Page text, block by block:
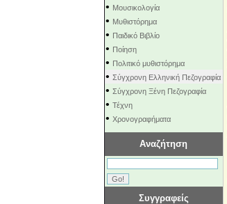
• Μουσικολογία
• Μυθιστόρημα
• Παιδικό Βιβλίο
• Ποίηση
• Πολιτικό μυθιστόρημα
• Σύγχρονη Ελληνική Πεζογραφία
• Σύγχρονη Ξένη Πεζογραφία
• Τέχνη
• Χρονογραφήματα
Αναζήτηση
Συγγραφείς